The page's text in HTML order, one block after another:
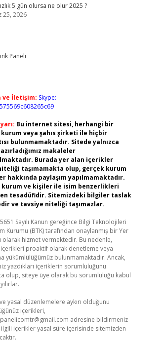
5 gün olursa ne olur 2025 ?
25, 2026
ve İletişim: Skype:
Bu internet sitesi, herhangi bir
veya şahıs şirketi ile hiçbir
bulunmamaktadır. Sitede yalnızca
makaleler
Burada yer alan içerikler
taşımamakta olup, gerçek kurum
hakkında paylaşım yapılmamaktadır.
kurum ve kişiler ile isim benzerlikleri
tesadüfidir. Sitemizdeki bilgiler taslak
ve tavsiye niteliği taşımazlar.
Sayılı Kanun gereğince Bilgi Teknolojileri
Kurumu (BTK) tarafından onaylanmış bir Yer
olarak hizmet vermektedir. Bu nedenle,
proaktif olarak denetleme veya
yükümlülüğümüz bulunmamaktadır. Ancak,
yazdıkları içeriklerin sorumluluğunu
olup, siteye üye olarak bu sorumluluğu kabul
yasal düzenlemelere aykırı olduğunu
içerikleri,
adresine bildirmeniz
içerikler yasal süre içerisinde sitemizden